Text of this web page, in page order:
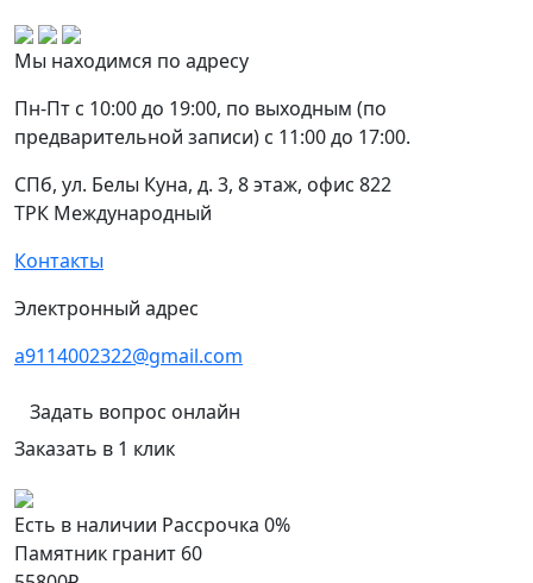
Мы находимся по адресу
Пн-Пт с 10:00 до 19:00, по выходным (по
предварительной записи) с 11:00 до 17:00.
СПб, ул. Белы Куна, д. 3, 8 этаж, офис 822
ТРК Международный
Контакты
Электронный адрес
a9114002322@gmail.com
Задать вопрос онлайн
Заказать в 1 клик
Есть в наличии Рассрочка 0%
Памятник гранит 60